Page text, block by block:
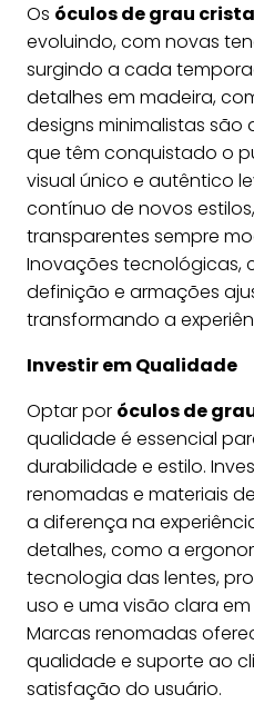
Os óculos de grau
evoluindo, com novas
surgindo a cada
detalhes em madeira,
designs minimalistas
que têm conquistado o
visual único e autêntico
contínuo de novos
transparentes sempre
Inovações tecnológicas,
definição e armações
transformando a
Investir em Qualidade
Optar por óculos de
qualidade é essencial
durabilidade e estilo.
renomadas e materiais
a diferença na
detalhes, como a
tecnologia das lentes,
uso e uma visão clara
Marcas renomadas
qualidade e suporte ao
satisfação do usuário.